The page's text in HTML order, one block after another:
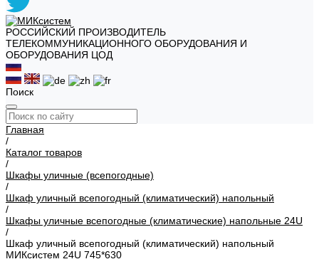
РОССИЙСКИЙ ПРОИЗВОДИТЕЛЬ
ТЕЛЕКОММУНИКАЦИОННОГО ОБОРУДОВАНИЯ И
ОБОРУДОВАНИЯ ЦОД
Поиск
Главная
/
Каталог товаров
/
Шкафы уличные (всепогодные)
/
Шкаф уличный всепогодный (климатический) напольный
/
Шкафы уличные всепогодные (климатические) напольные 24U
/
Шкаф уличный всепогодный (климатический) напольный
МИКсистем 24U 745*630